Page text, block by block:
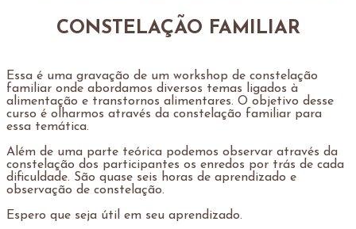
CONSTELAÇÃO FAMILIAR
Essa é uma gravação de um workshop de constelação
familiar onde abordamos diversos temas ligados à
alimentação e transtornos alimentares. O objetivo desse
curso é olharmos através da constelação familiar para
essa temática.
Além de uma parte teórica podemos observar através da
constelação dos participantes os enredos por trás de cada
dificuldade. São quase seis horas de aprendizado e
observação de constelação.
Espero que seja útil em seu aprendizado.